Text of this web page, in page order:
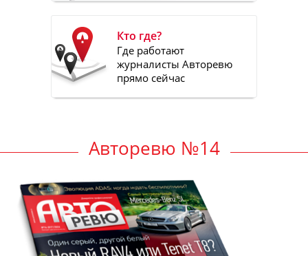
Кто где?
Где работают
журналисты Авторевю
прямо сейчас
Авторевю №14